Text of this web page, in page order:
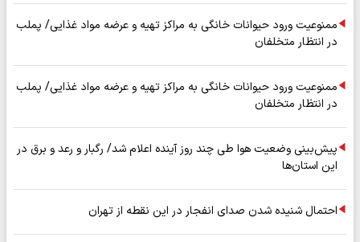
ممنوعیت ورود حیوانات خانگی به مراکز تهیه و عرضه مواد غذایی/ پملب
در انتظار متخلفان
ممنوعیت ورود حیوانات خانگی به مراکز تهیه و عرضه مواد غذایی/ پملب
در انتظار متخلفان
پیش‌بینی وضعیت هوا طی چند روز آینده اعلام شد/ رگبار و رعد و برق در
این استان‌ها
احتمال شنیده شدن صدای انفجار در این نقطه از تهران